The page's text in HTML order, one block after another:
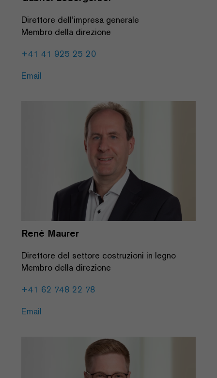
Direttore dell’impresa generale
Membro della direzione
+41 41 925 25 20
Email
René Maurer
Direttore del settore costruzioni in legno
Membro della direzione
+41 62 748 22 78
Email